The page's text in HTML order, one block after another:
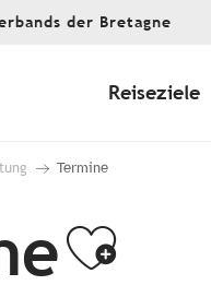
der Bretagne
Reiseziele
Termine